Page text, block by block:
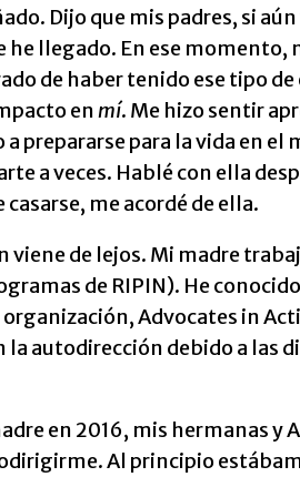
Dijo que mis padres, si
he llegado. En ese
de haber tenido ese tipo
en mí. Me hizo sentir
prepararse para la vida en el
a veces. Hablé con ella
me acordé de ella.
de lejos. Mi madre
de RIPIN). He
Advocates in
la autodirección debido a las
en 2016, mis hermanas y
Al principio